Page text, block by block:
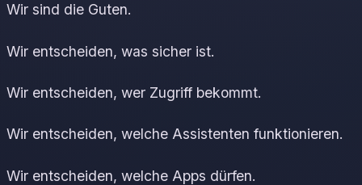
Wir sind die Guten.
Wir entscheiden, was sicher ist.
Wir entscheiden, wer Zugriff bekommt.
Wir entscheiden, welche Assistenten funktionieren.
Wir entscheiden, welche Apps dürfen.